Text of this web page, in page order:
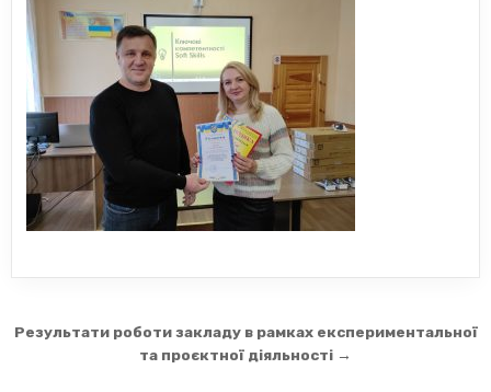
Навігація
Результати роботи закладу в рамках експериментальної
та проєктної діяльності →